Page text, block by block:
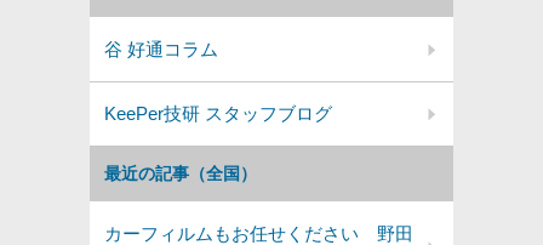
最近の記事（全国）
カーフィルムもお任せください 野田
谷 好通コラム
KeePer技研 スタッフブログ